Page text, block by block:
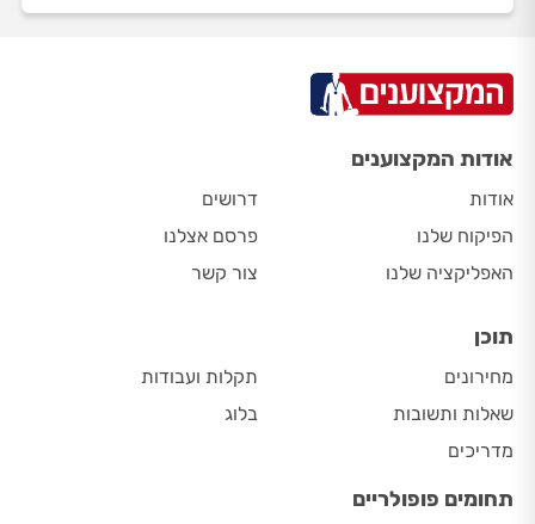
אודות המקצוענים
אודות
הפיקוח שלנו
האפליקציה שלנו
דרושים
פרסם אצלנו
צור קשר
תוכן
מחירונים
שאלות ותשובות
מדריכים
תקלות ועבודות
בלוג
תחומים פופולריים